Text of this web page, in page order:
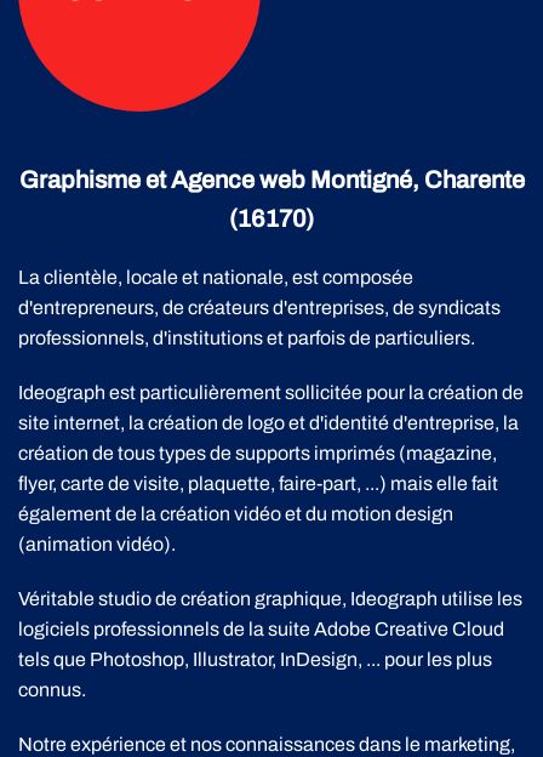
Graphisme et Agence web Montigné, Charente
(16170)
La clientèle, locale et nationale, est composée
d'entrepreneurs, de créateurs d'entreprises, de syndicats
professionnels, d'institutions et parfois de particuliers.
Ideograph est particulièrement sollicitée pour la création de
site internet, la création de logo et d'identité d'entreprise, la
création de tous types de supports imprimés (magazine,
flyer, carte de visite, plaquette, faire-part, ...) mais elle fait
également de la création vidéo et du motion design
(animation vidéo).
Véritable studio de création graphique, Ideograph utilise les
logiciels professionnels de la suite Adobe Creative Cloud
tels que Photoshop, Illustrator, InDesign, ... pour les plus
connus.
Notre expérience et nos connaissances dans le marketing,